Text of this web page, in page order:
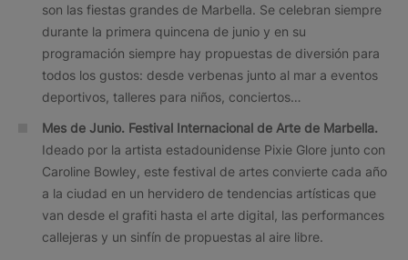
son las fiestas grandes de Marbella. Se celebran siempre
durante la primera quincena de junio y en su
programación siempre hay propuestas de diversión para
todos los gustos: desde verbenas junto al mar a eventos
deportivos, talleres para niños, conciertos…
Mes de Junio. Festival Internacional de Arte de Marbella.
Ideado por la artista estadounidense Pixie Glore junto con
Caroline Bowley, este festival de artes convierte cada año
a la ciudad en un hervidero de tendencias artísticas que
van desde el grafiti hasta el arte digital, las performances
callejeras y un sinfín de propuestas al aire libre.